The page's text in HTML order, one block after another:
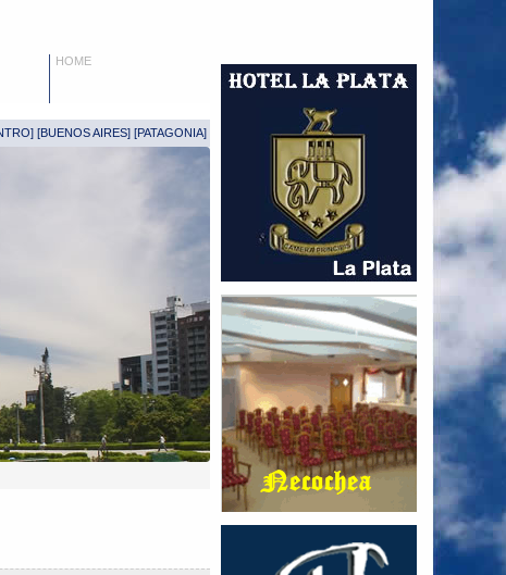
HOME
] [BUENOS AIRES] [PATAGONIA]